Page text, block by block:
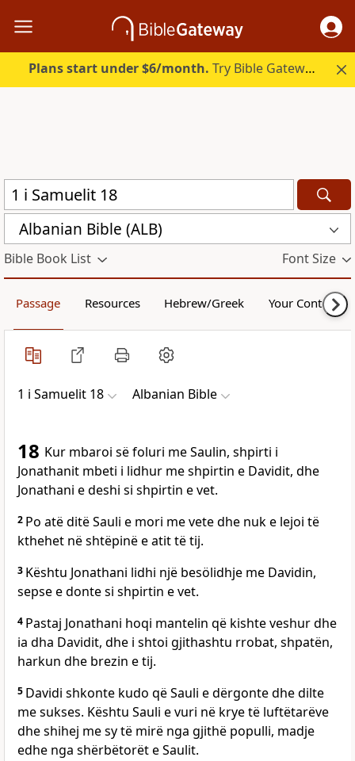
Plans start under $6/month. Try Bible Gateway Plus.
Albanian Bible (ALB)
Bible Book List Font Size
Passage Resources Hebrew/Greek Your Content
1 i Samuelit 18 Albanian Bible
18 Kur mbaroi së foluri me Saulin, shpirti i
Jonathanit mbeti i lidhur me shpirtin e Davidit, dhe
Jonathani e deshi si shpirtin e vet.
2 Po atë ditë Sauli e mori me vete dhe nuk e lejoi të
kthehet në shtëpinë e atit të tij.
3 Kështu Jonathani lidhi një besölidhje me Davidin,
sepse e donte si shpirtin e vet.
4 Pastaj Jonathani hoqi mantelin që kishte veshur dhe
ia dha Davidit, dhe i shtoi gjithashtu rrobat, shpatën,
harkun dhe brezin e tij.
5 Davidi shkonte kudo që Sauli e dërgonte dhe dilte
me sukses. Kështu Sauli e vuri në krye të luftëtarëve
dhe shihej me sy të mirë nga gjithë populli, madje
edhe nga shërbëtorët e Saulit.